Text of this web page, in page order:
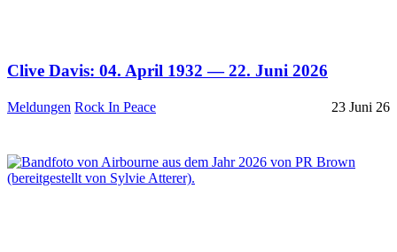
Clive Davis: 04. April 1932 — 22. Juni 2026
Meldungen Rock In Peace 23 Juni 26